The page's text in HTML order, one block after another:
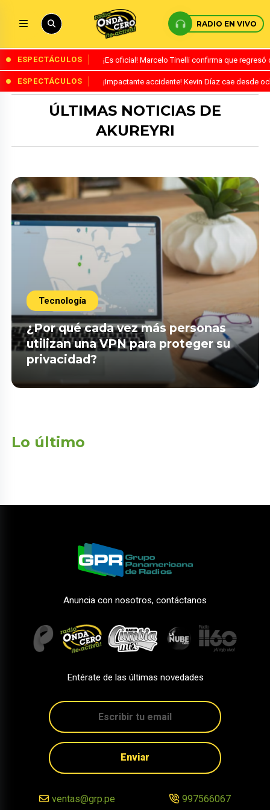
RADIO EN VIVO
ESPECTÁCULOS ¡Es oficial! Marcelo Tinelli confirma que
ESPECTÁCULOS ¡Impactante accidente! Kevin Díaz cae desde
ÚLTIMAS NOTICIAS DE
AKUREYRI
Tecnología
¿Por qué cada vez más personas
utilizan una VPN para proteger su
privacidad?
Lo último
Anuncia con nosotros, contáctanos
Entérate de las últimas novedades
Enviar
ventas@grp.pe 997566067